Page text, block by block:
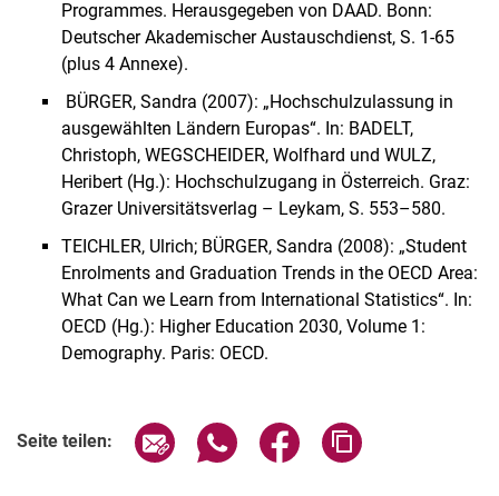
Programmes. Herausgegeben von DAAD. Bonn:
Deutscher Akademischer Austauschdienst, S. 1-65
(plus 4 Annexe).
BÜRGER, Sandra (2007): „Hochschulzulassung in
ausgewählten Ländern Europas“. In: BADELT,
Christoph, WEGSCHEIDER, Wolfhard und WULZ,
Heribert (Hg.): Hochschulzugang in Österreich. Graz:
Grazer Universitätsverlag – Leykam, S. 553–580.
TEICHLER, Ulrich; BÜRGER, Sandra (2008): „Student
Enrolments and Graduation Trends in the OECD Area:
What Can we Learn from International Statistics“. In:
OECD (Hg.): Higher Education 2030, Volume 1:
Demography. Paris: OECD.
Seite teilen: Seite über E-Mail teilen
Seite über WhatsApp teilen
Seite über Facebook